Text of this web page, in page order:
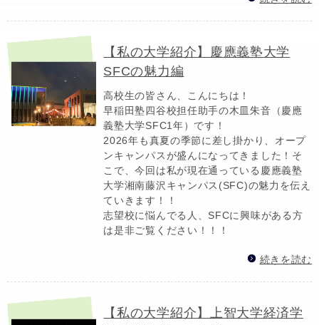
【私の大学紹介】慶應義塾大学
SFCの魅力編
高校生の皆さん、こんにちは！
早稲田塾四谷校担任助手の木皿朱音（慶應
義塾大学SFC1年）です！
2026年も真夏の季節に差し掛かり、オープ
ンキャンパスが盛んになってきました！そ
こで、今回は私が現在通っている慶應義塾
大学湘南藤沢キャンパス(SFC)の魅力を伝え
ていきます！！
志望校に悩んでる人、SFCに興味がある方
は是非ご覧ください！！！
続きを読む
【私の大学紹介】上智大学経済学